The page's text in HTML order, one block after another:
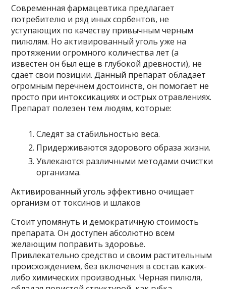
Современная фармацевтика предлагает
потребителю и ряд иных сорбентов, не
уступающих по качеству привычным черным
пилюлям. Но активированный уголь уже на
протяжении огромного количества лет (а
известен он был еще в глубокой древности), не
сдает свои позиции. Данный препарат обладает
огромным перечнем достоинств, он помогает не
просто при интоксикациях и острых отравлениях.
Препарат полезен тем людям, которые:
Следят за стабильностью веса.
Придерживаются здорового образа жизни.
Увлекаются различными методами очистки
организма.
Активированный уголь эффективно очищает
организм от токсинов и шлаков
Стоит упомянуть и демократичную стоимость
препарата. Он доступен абсолютно всем
желающим поправить здоровье.
Привлекательно средство и своим растительным
происхождением, без включения в состав каких-
либо химических производных. Черная пилюля,